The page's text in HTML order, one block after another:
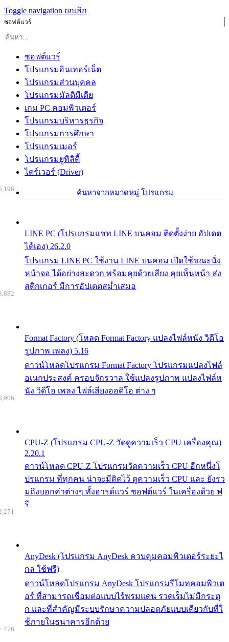
Toggle navigation ยกเลิก
ซอฟต์แวร์
ซอฟต์แวร์
โปรแกรมอินเทอร์เน็ต
โปรแกรมส่วนบุคคล
โปรแกรมมัลติมีเดีย
เกม PC คอมพิวเตอร์
โปรแกรมบริหารธุรกิจ
โปรแกรมการศึกษา
โปรแกรมเมอร์
โปรแกรมยูทิลิตี้
ไดร์เวอร์ (Driver)
ค้นหาจากหมวดหมู่ โปรแกรม
LINE PC (โปรแกรมแชท LINE บนคอม ติดตั้งง่าย อัปเดต
ได้เอง) 26.2.0
โปรแกรม LINE PC ใช้งาน LINE บนคอม เปิดใช้ขณะนั่ง
หน้าจอ ได้อย่างสะดวก พร้อมคุยด้วยเสียง คุยเห็นหน้า ส่ง
สติกเกอร์ มีการอัปเดตสม่ำเสมอ
Format Factory (โหลด Format Factory แปลงไฟล์หนัง วิดีโอ
รูปภาพ เพลง) 5.16
ดาวน์โหลดโปรแกรม Format Factory โปรแกรมแปลงไฟล์
อเนกประสงค์ ครอบจักรวาล ใช้แปลงรูปภาพ แปลงไฟล์ห
นัง วิดีโอ เพลง ไฟล์เสียงออดิโอ ต่าง ๆ
CPU-Z (โปรแกรม CPU-Z วัดดูความเร็ว CPU เครื่องคุณ)
2.20.1
ดาวน์โหลด CPU-Z โปรแกรมวัดความเร็ว CPU อีกหนึ่งโ
ปรแกรม ที่ทุกคน น่าจะมีติดไว้ ดูความเร็ว CPU และ ยังรว
มถึงบอกค่าต่างๆ ทั้งฮารด์แวร์ ซอฟต์แวร์ ในเครื่องด้วย ฟ
รี
AnyDesk (โปรแกรม AnyDesk ควบคุมคอมพิวเตอร์ระยะไ
กล ใช้ฟรี)
ดาวน์โหลดโปรแกรม AnyDesk โปรแกรมรีโมทคอมพิวเต
อร์ ที่สามารถเชื่อมต่อแบบไร้พรมแดน รวดเร็มไม่มีกระตุ
ก และที่สำคัญมีระบบรักษาความปลอดภัยแบบเดียวกับที่ใ
ช้ภายในธนาคารอีกด้วย
476